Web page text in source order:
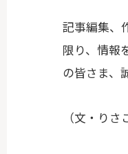
記事編集、
限り、情報
の皆さま、
（文・りさ